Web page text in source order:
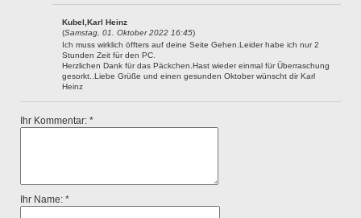
Kubel,Karl Heinz
(Samstag, 01. Oktober 2022 16:45)
Ich muss wirklich öffters auf deine Seite Gehen.Leider habe ich nur 2
Stunden Zeit für den PC.
Herzlichen Dank für das Päckchen.Hast wieder einmal für Überraschung
gesorkt..Liebe Grüße und einen gesunden Oktober wünscht dir Karl
Heinz
Ihr Kommentar: *
Ihr Name: *